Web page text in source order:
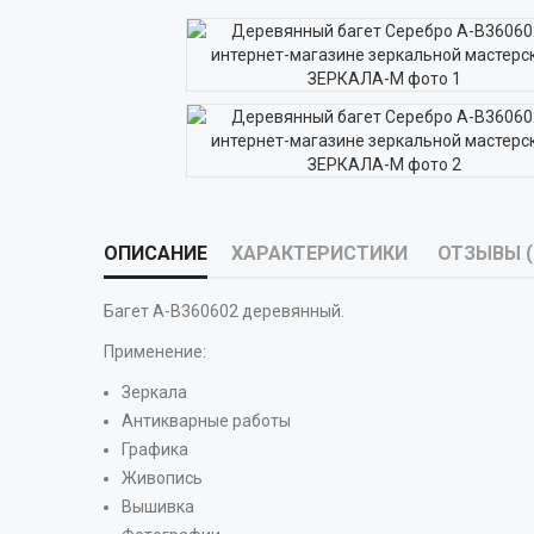
ОПИСАНИЕ ХАРАКТЕРИСТИКИ ОТЗЫВЫ
Багет А-В360602 деревянный.
Применение:
Зеркала
Антикварные работы
Графика
Живопись
Вышивка